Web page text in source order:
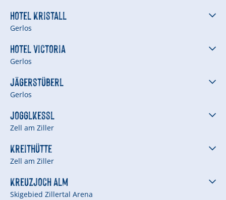
Hotel Kristall
Gerlos
Hotel Victoria
Gerlos
Jägerstüberl
Gerlos
Jogglkessl
Zell am Ziller
Kreithütte
Zell am Ziller
Kreuzjoch Alm
Skigebied Zillertal Arena